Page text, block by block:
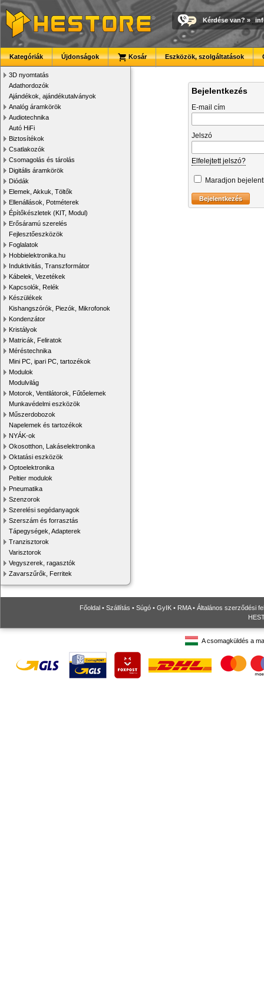
Kérdése van? »
Kategóriák Újdonságok Kosár Eszközök, szolgáltatások
3D nyomtatás
Adathordozók
Ajándékok, ajándékutalványok
Analóg áramkörök
Audiotechnika
Autó HiFi
Biztosítékok
Csatlakozók
Csomagolás és tárolás
Digitális áramkörök
Diódák
Elemek, Akkuk, Töltők
Ellenállások, Potméterek
Építőkészletek (KIT, Modul)
Erősáramú szerelés
Fejlesztőeszközök
Foglalatok
Hobbielektronika.hu
Induktivitás, Transzformátor
Kábelek, Vezetékek
Kapcsolók, Relék
Készülékek
Kishangszórók, Piezók, Mikrofonok
Kondenzátor
Kristályok
Matricák, Feliratok
Méréstechnika
Mini PC, ipari PC, tartozékok
Modulok
Modulvilág
Motorok, Ventilátorok, Fűtőelemek
Munkavédelmi eszközök
Műszerdobozok
Napelemek és tartozékok
NYÁK-ok
Okosotthon, Lakáselektronika
Oktatási eszközök
Optoelektronika
Peltier modulok
Pneumatika
Szenzorok
Szerelési segédanyagok
Szerszám és forrasztás
Tápegységek, Adapterek
Tranzisztorok
Varisztorok
Vegyszerek, ragasztók
Zavarszűrők, Ferritek
Bejelentkezés
E-mail cím
Jelszó
Elfelejtett jelszó?
Maradjon
Főoldal • Szállítás • Súgó • GyIK • RMA• Általános szerződési
A csomagküldés a